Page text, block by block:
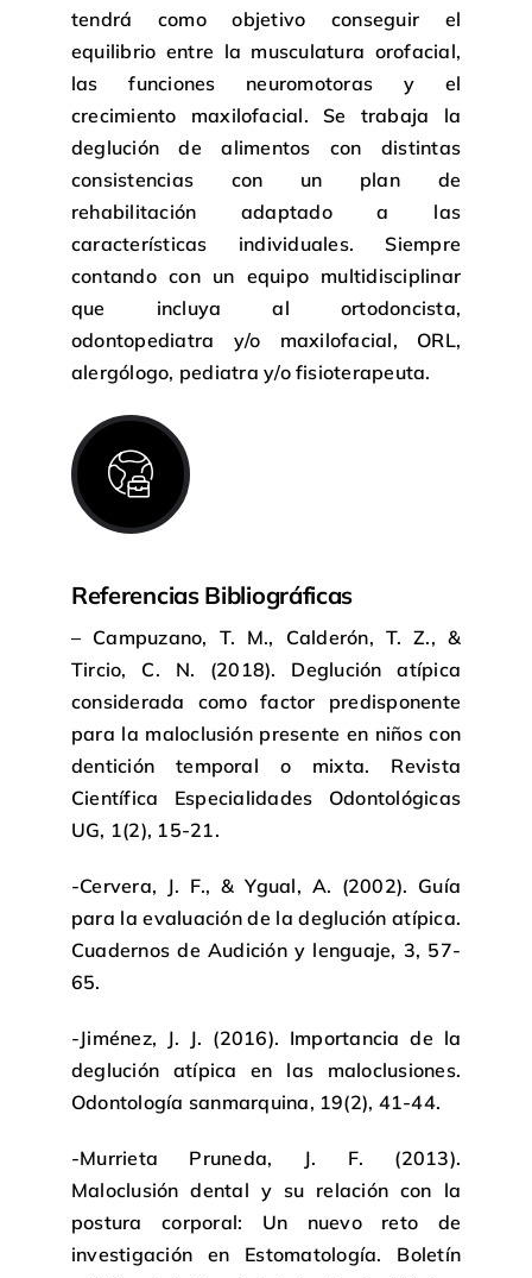
tendrá como objetivo conseguir el
equilibrio entre la musculatura orofacial,
las funciones neuromotoras y el
crecimiento maxilofacial. Se trabaja la
deglución de alimentos con distintas
consistencias con un plan de
rehabilitación adaptado a las
características individuales. Siempre
contando con un equipo multidisciplinar
que incluya al ortodoncista,
odontopediatra y/o maxilofacial, ORL,
alergólogo, pediatra y/o fisioterapeuta.
Referencias Bibliográficas
– Campuzano, T. M., Calderón, T. Z., &
Tircio, C. N. (2018). Deglución atípica
considerada como factor predisponente
para la maloclusión presente en niños con
dentición temporal o mixta. Revista
Científica Especialidades Odontológicas
UG, 1(2), 15-21.
-Cervera, J. F., & Ygual, A. (2002). Guía
para la evaluación de la deglución atípica.
Cuadernos de Audición y lenguaje, 3, 57-
65.
-Jiménez, J. J. (2016). Importancia de la
deglución atípica en las maloclusiones.
Odontología sanmarquina, 19(2), 41-44.
-Murrieta Pruneda, J. F. (2013).
Maloclusión dental y su relación con la
postura corporal: Un nuevo reto de
investigación en Estomatología. Boletín